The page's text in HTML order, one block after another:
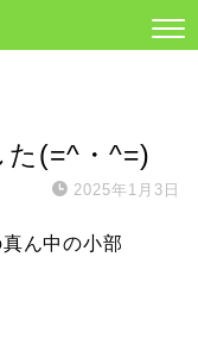
(=^・^=)
2025年1月3日
ん中の小部